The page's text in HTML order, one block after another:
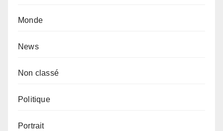
Monde
News
Non classé
Politique
Portrait